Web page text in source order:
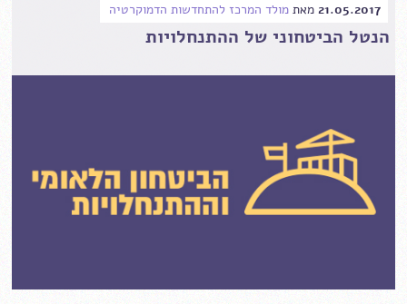
21.05.2017 מאת מולד המרכז להתחדשות הדמוקרטיה
הנטל הביטחוני של ההתנחלויות